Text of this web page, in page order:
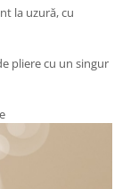
la uzură, cu
pliere cu un singur